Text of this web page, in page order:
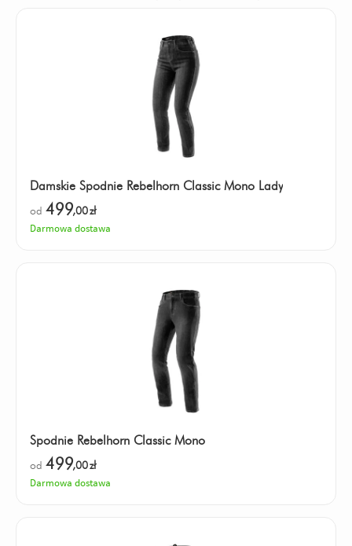
Damskie Spodnie Rebelhorn Classic Mono Lady
od 499,00zł
Darmowa dostawa
Spodnie Rebelhorn Classic Mono
od 499,00zł
Darmowa dostawa